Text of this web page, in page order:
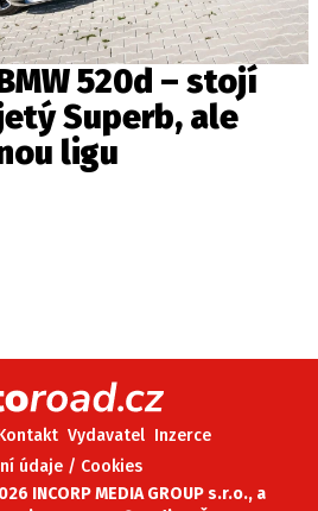
520d – stojí
Superb, ale
ligu
Vydavatel Inzerce
údaje / Cookies
INCORP MEDIA GROUP s.r.o., a